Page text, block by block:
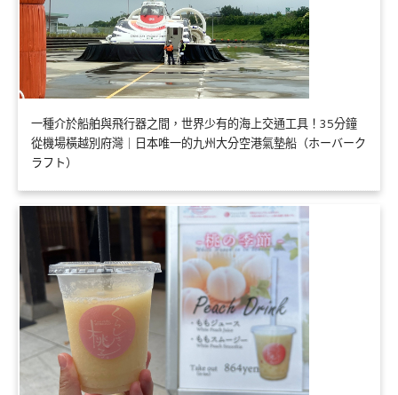
一種介於船舶與飛行器之間，世界少有的海上交通工具！35分鐘
從機場橫越別府灣｜日本唯一的九州大分空港氣墊船（ホーバーク
ラフト）